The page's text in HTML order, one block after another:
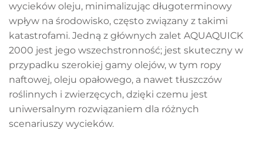
wycieków oleju, minimalizując długoterminowy
wpływ na środowisko, często związany z takimi
katastrofami. Jedną z głównych zalet AQUAQUICK
2000 jest jego wszechstronność; jest skuteczny w
przypadku szerokiej gamy olejów, w tym ropy
naftowej, oleju opałowego, a nawet tłuszczów
roślinnych i zwierzęcych, dzięki czemu jest
uniwersalnym rozwiązaniem dla różnych
scenariuszy wycieków.